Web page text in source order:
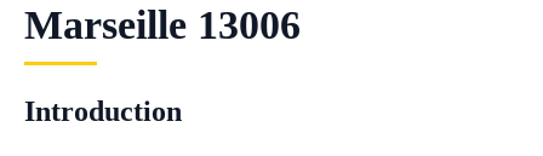
Marseille 13006
Introduction